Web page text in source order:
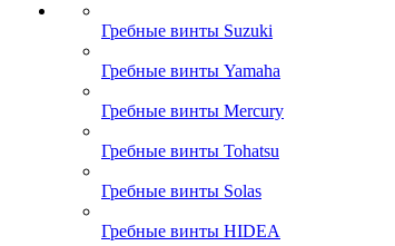
Гребные винты Suzuki
Гребные винты Yamaha
Гребные винты Mercury
Гребные винты Tohatsu
Гребные винты Solas
Гребные винты HIDEA